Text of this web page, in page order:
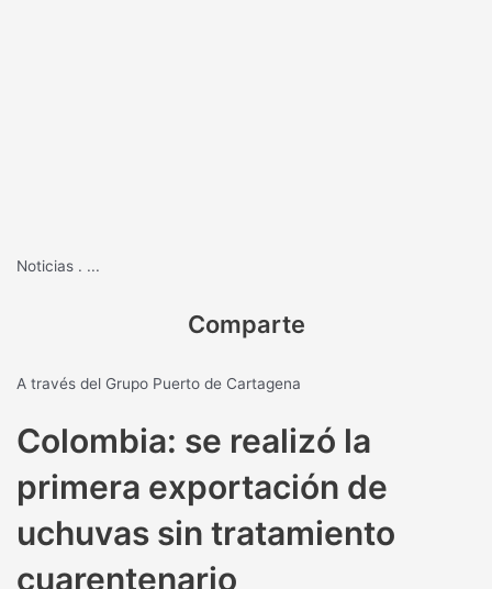
Noticias . ...
Comparte
A través del Grupo Puerto de Cartagena
Colombia: se realizó la
primera exportación de
uchuvas sin tratamiento
cuarentenario